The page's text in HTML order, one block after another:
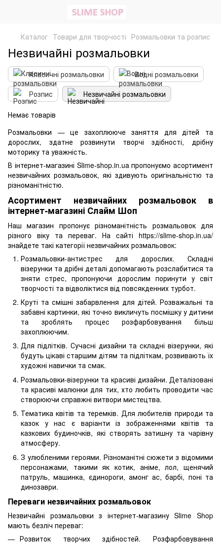
Каталог Товари для творчості Розмальовки та розпис
Розмальовки — це захоплююче заняття для дітей та
дорослих, здатне розвинути творчі здібності, дрібну
моторику та уважність.
В інтернет-магазині Slime-shop.in.ua пропонуємо асортимент
незвичайних розмальовок, які здивують оригінальністю та
різноманітністю.
Асортимент незвичайних розмальовок в
інтернет-магазині Слайм Шоп
Наш магазин пропонує різноманітність розмальовок для
різного віку та переваг. На сайті https://slime-shop.in.ua/
знайдете такі категорії незвичайних розмальовок:
Розмальовки-антистрес для дорослих. Складні
візерунки та дрібні деталі допомагають розслабитися та
зняти стрес, пропонуючи дорослим поринути у світ
творчості та відволіктися від повсякденних турбот.
Круті та смішні забарвлення для дітей. Розважальні та
забавні картинки, які точно викличуть посмішку у дитини
та зроблять процес розфарбовування більш
захоплюючим.
Для підлітків. Сучасні дизайни та складні візерунки, які
будуть цікаві старшим дітям та підліткам, розвивають їх
художні навички та смак.
Розмальовки-візерунки та красиві дизайни. Деталізовані
та красиві малюнки для тих, хто любить проводити час
створюючи справжні витвори мистецтва.
Тематика квітів та теремків. Для любителів природи та
казок у нас є варіанти із зображеннями квітів та
казкових будиночків, які створять затишну та чарівну
атмосферу.
З улюбленими героями. Різноманітні сюжети з відомими
персонажами, такими як котик, аніме, лол, щенячий
патруль, машинка, єдинороги, амонг ас, барбі, поні та
динозаври.
Переваги незвичайних розмальовок
Незвичайні розмальовки з інтернет-магазину Slime Shop
мають безліч переваг:
Розвиток творчих здібностей. Розфарбовування
Незвичайні розмальовки
Класичні розмальовки
Водні розмальовки
Розпис
Незвичайні розмальовки
Немає товарів